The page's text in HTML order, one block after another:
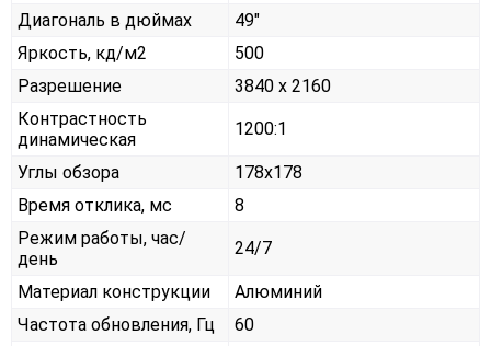
Диагональ в дюймах
49"
Яркость, кд/м2
500
Разрешение
3840 x 2160
Контрастность
динамическая
1200:1
Углы обзора
178x178
Время отклика, мс
8
Режим работы, час/
день
24/7
Материал конструкции
Алюминий
Частота обновления, Гц
60